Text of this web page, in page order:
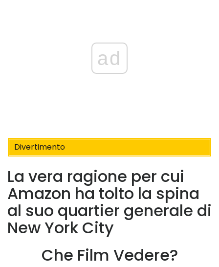
ad
Divertimento
La vera ragione per cui
Amazon ha tolto la spina
al suo quartier generale di
New York City
Che Film Vedere?